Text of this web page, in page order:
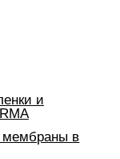
и
мембраны в